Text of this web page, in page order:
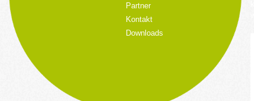
Partner
Kontakt
Downloads